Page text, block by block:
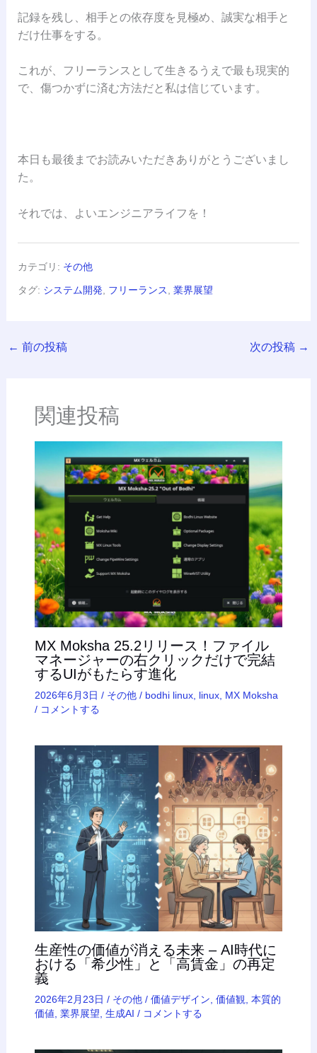
記録を残し、相手との依存度を見極め、誠実な相手と
だけ仕事をする。
これが、フリーランスとして生きるうえで最も現実的
で、傷つかずに済む方法だと私は信じています。
本日も最後までお読みいただきありがとうございまし
た。
それでは、よいエンジニアライフを！
カテゴリ: その他
タグ: システム開発 フリーランス 業界展望
← 前の投稿 次の投稿 →
関連投稿
MX Moksha 25.2リリース！ファイル
マネージャーの右クリックだけで完結
するUIがもたらす進化
2026年6月3日 / その他/ bodhi linux, linux, MX Moksha
/ コメントする
生産性の価値が消える未来 – AI時代に
おける「希少性」と「高賃金」の再定
義
2026年2月23日 / その他/ 価値デザイン 価値観
本質的
価値 業界展望 生成AI / コメントする